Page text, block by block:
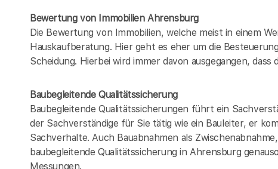
Bewertung von Immobilien Ahrensburg
Die Bewertung von Immobilien, welche meist in einem
Hauskaufberatung. Hier geht es eher um die
Scheidung. Hierbei wird immer davon ausgegangen,
Baubegleitende Qualitätssicherung
Baubegleitende Qualitätssicherungen führt ein
der Sachverständige für Sie tätig wie ein Bauleiter, er
Sachverhalte. Auch Bauabnahmen als
baubegleitende Qualitätssicherung in Ahrensburg
Messungen.